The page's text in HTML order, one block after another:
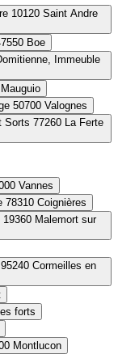
501 Avenue d'Aquitaine 47550 Boe
Immeuble
Rue de la Jasse 57 34130 Mauguio
Le Mont Rouge 50700 Valognes
La Ferte
11 allée de Kerlann 56000 Vannes
2 impasse de la Mare 78310 Coignières
Vincent les forts
138 Avenue Albert Thomas 3100 Montlucon